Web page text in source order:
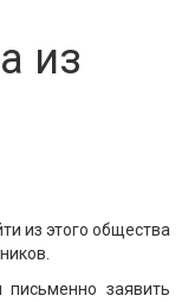
из
из этого общества
заявить